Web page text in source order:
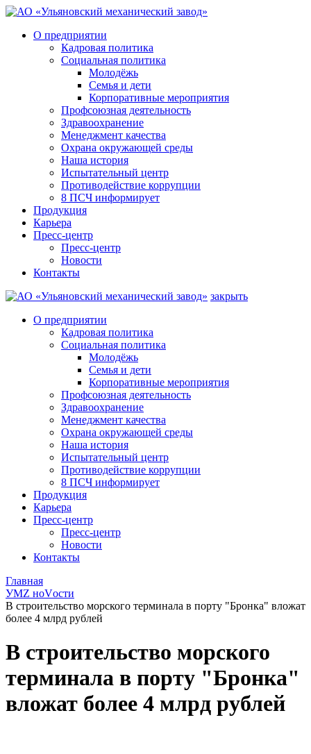
О предприятии
Кадровая политика
Социальная политика
Молодёжь
Семья и дети
Корпоративные мероприятия
Профсоюзная деятельность
Здравоохранение
Менеджмент качества
Охрана окружающей среды
Наша история
Испытательный центр
Противодействие коррупции
8 ПСЧ информирует
Продукция
Карьера
Пресс-центр
Пресс-центр
Новости
Контакты
закрыть
О предприятии
Кадровая политика
Социальная политика
Молодёжь
Семья и дети
Корпоративные мероприятия
Профсоюзная деятельность
Здравоохранение
Менеджмент качества
Охрана окружающей среды
Наша история
Испытательный центр
Противодействие коррупции
8 ПСЧ информирует
Продукция
Карьера
Пресс-центр
Пресс-центр
Новости
Контакты
Главная
УМZ ноVости
В строительство морского терминала в порту "Бронка" вложат
более 4 млрд рублей
В строительство морского
терминала в порту "Бронка"
вложат более 4 млрд рублей